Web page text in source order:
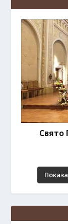
Свято